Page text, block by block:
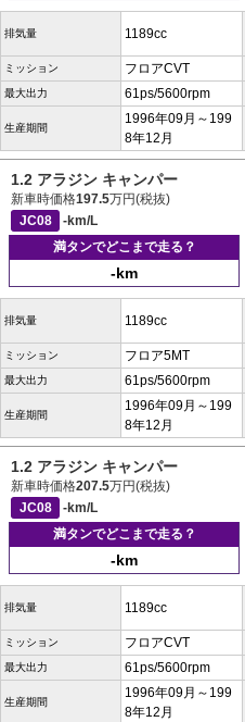
排気量 1189cc
ミッション フロアCVT
最大出力 61ps/5600rpm
生産期間
1996年09月～199
8年12月
1.2 アラジン キャンパー
新車時価格197.5万円(税抜)
JC08
-km/L
満タンでどこまで走る？
-km
排気量 1189cc
ミッション フロア5MT
最大出力 61ps/5600rpm
生産期間
1996年09月～199
8年12月
1.2 アラジン キャンパー
新車時価格207.5万円(税抜)
JC08
-km/L
満タンでどこまで走る？
-km
排気量 1189cc
ミッション フロアCVT
最大出力 61ps/5600rpm
生産期間
1996年09月～199
8年12月